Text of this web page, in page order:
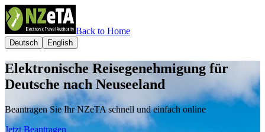
Back to Home
Deutsch English
Elektronische Reisegenehmigung für
Deutsche nach Neuseeland
Beantragen Sie Ihr NZeTA schnell und einfach online
Jetzt Beantragen